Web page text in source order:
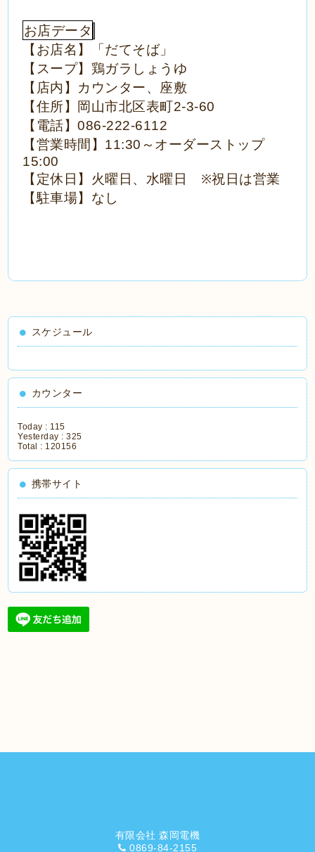
お店データ
【お店名】「だてそば」
【スープ】鶏ガラしょうゆ
【店内】カウンター、座敷
【住所】岡山市北区表町2-3-60
【電話】086-222-6112
【営業時間】 11:30 ～オーダーストップ
15:00
【定休日】火曜日、水曜日 ※祝日は営業
【駐車場】なし
スケジュール
カウンター
Today : 115
Yesterday :325
Total : 120156
携帯サイト
有限会社 森岡電機
0869-84-2155